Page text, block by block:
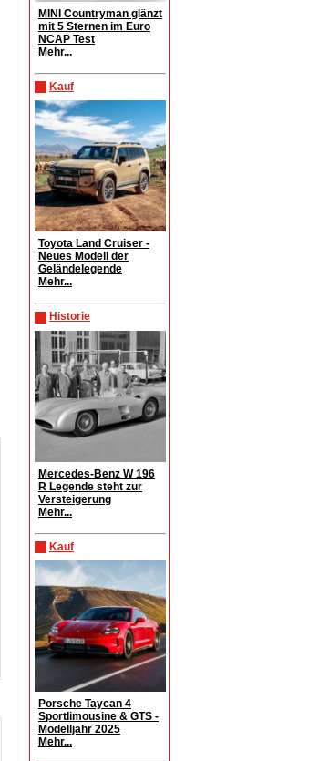
MINI Countryman glänzt
mit 5 Sternen im Euro
NCAP Test
Mehr...
Kauf
Toyota Land Cruiser -
Neues Modell der
Geländelegende
Mehr...
Historie
Mercedes-Benz W 196
R Legende steht zur
Versteigerung
Mehr...
Kauf
Porsche Taycan 4
Sportlimousine & GTS -
Modelljahr 2025
Mehr...